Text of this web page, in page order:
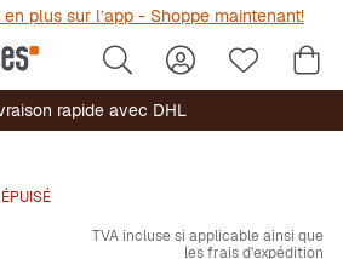
plus sur l’app - Shoppe maintenant!
rapide avec DHL
ÉPUISÉ
TVA incluse si applicable ainsi que
les frais d'expédition